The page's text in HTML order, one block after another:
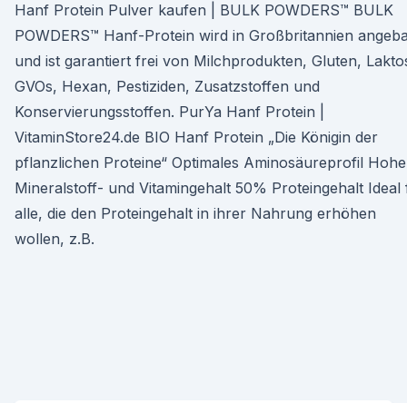
Hanf Protein Pulver kaufen | BULK POWDERS™ BULK
POWDERS™ Hanf-Protein wird in Großbritannien
und ist garantiert frei von Milchprodukten, Gluten,
GVOs, Hexan, Pestiziden, Zusatzstoffen und
Konservierungsstoffen. PurYa Hanf Protein |
VitaminStore24.de BIO Hanf Protein „Die Königin der
pflanzlichen Proteine“ Optimales Aminosäureprofil
Mineralstoff- und Vitamingehalt 50% Proteingehalt Ideal
alle, die den Proteingehalt in ihrer Nahrung erhöhen
wollen, z.B.